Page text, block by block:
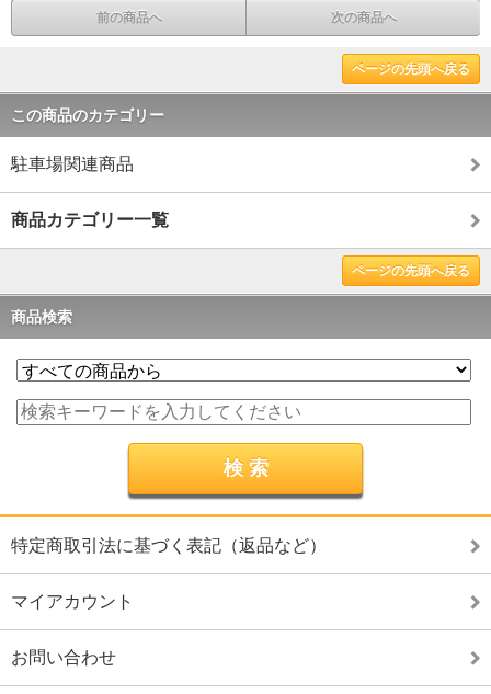
前の商品へ 次の商品へ
ページの先頭へ戻る
この商品のカテゴリー
駐車場関連商品
商品カテゴリー一覧
ページの先頭へ戻る
商品検索
特定商取引法に基づく表記（返品など）
マイアカウント
お問い合わせ